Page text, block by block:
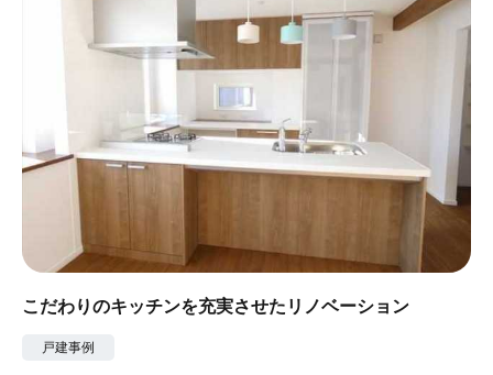
こだわりのキッチンを充実させたリノベーション
戸建事例